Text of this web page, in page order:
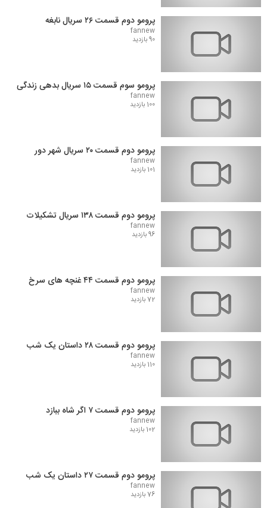
پرومو دوم قسمت ۲۶ سریال نابغه
fannew
90 بازدید
پرومو سوم قسمت ۱۵ سریال بدهی زندگی
fannew
100 بازدید
پرومو دوم قسمت ۲۰ سریال شهر دور
fannew
101 بازدید
پرومو دوم قسمت ۱۳۸ سریال تشکیلات
fannew
96 بازدید
پرومو دوم قسمت ۴۴ غنچه های سرخ
fannew
72 بازدید
پرومو دوم قسمت ۲۸ داستان یک شب
fannew
110 بازدید
پرومو دوم قسمت ۷ اگر شاه ببازد
fannew
102 بازدید
پرومو دوم قسمت ۲۷ داستان یک شب
fannew
76 بازدید